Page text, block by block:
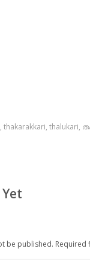
, thakarakkari, thalukari,
be published. Required